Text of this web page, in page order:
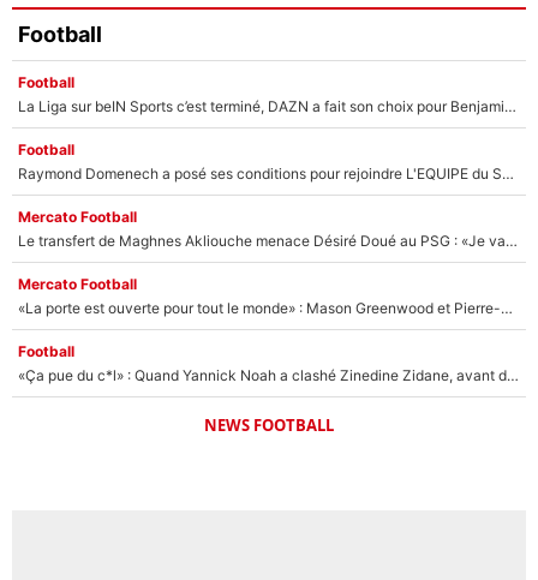
Football
Football
La Liga sur beIN Sports c’est terminé, DAZN a fait son choix pour Benjamin Da Silva et Omar Da Fonseca !
Football
Raymond Domenech a posé ses conditions pour rejoindre L'EQUIPE du Soir : Il refuse de faire l'émission avec un autre chroniqueur !
Mercato Football
Le transfert de Maghnes Akliouche menace Désiré Doué au PSG : «Je valide à 200%»
Mercato Football
«La porte est ouverte pour tout le monde» : Mason Greenwood et Pierre-Emerick Aubameyang ont quitté l'OM, Amine Gouiri balance sur la suite du mercato et sur la réaction du vestiaire !
Football
«Ça pue du c*l» : Quand Yannick Noah a clashé Zinedine Zidane, avant de se faire recadrer par le nouveau sélectionneur de l'équipe de France !
NEWS FOOTBALL